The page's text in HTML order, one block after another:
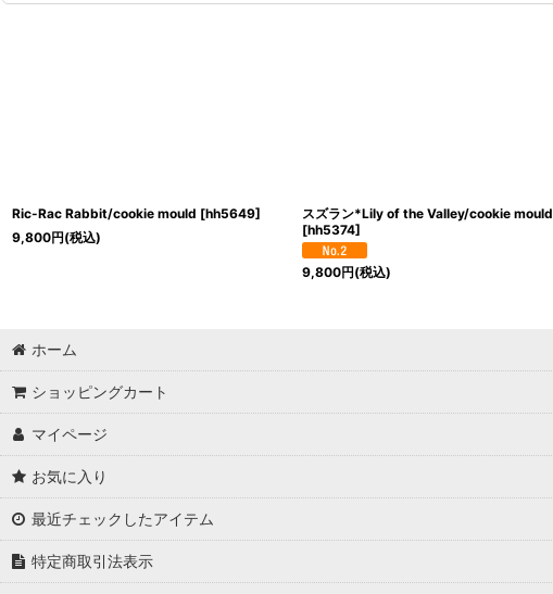
Ric-Rac Rabbit/cookie mould [hh5649]
9,800円(税込)
スズラン*Lily of the Valley/cookie mould
[hh5374]
9,800円(税込)
ホーム
ショッピングカート
マイページ
お気に入り
最近チェックしたアイテム
特定商取引法表示